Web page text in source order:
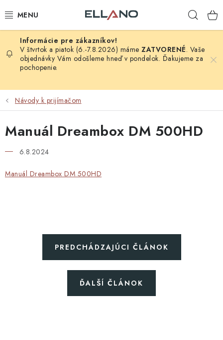
na
NOVINKY
PRÍJEM TV
ELEKTRO
ROZBALENÝ TOVAR
V štvrtok a piatok (6.-7.8.2026) máme ZATVORENÉ. Vaše
objednávky Vám odošleme hneď v pondelok. Ďakujeme za
pochopenie.
Návody k prijímačom
Manuál Dreambox DM 500HD
6.8.2024
Manuál Dreambox DM 500HD
PREDCHÁDZAJÚCI ČLÁNOK
ĎALŠÍ ČLÁNOK